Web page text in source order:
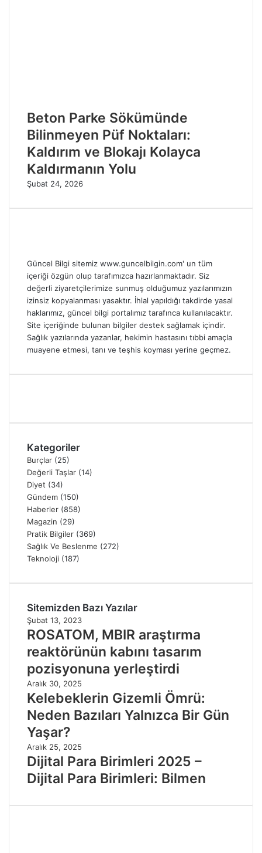
Beton Parke Sökümünde
Bilinmeyen Püf Noktaları:
Kaldırım ve Blokajı Kolayca
Kaldırmanın Yolu
Şubat 24, 2026
Güncel Bilgi sitemiz www.guncelbilgin.com' un tüm
içeriği özgün olup tarafımızca hazırlanmaktadır. Siz
değerli ziyaretçilerimize sunmuş olduğumuz yazılarımızın
izinsiz kopyalanması yasaktır. İhlal yapıldığı takdirde yasal
haklarımız, güncel bilgi portalımız tarafınca kullanılacaktır.
Site içeriğinde bulunan bilgiler destek sağlamak içindir.
Sağlık yazılarında yazanlar, hekimin hastasını tıbbi amaçla
muayene etmesi, tanı ve teşhis koyması yerine geçmez.
Kategoriler
Burçlar (25)
Değerli Taşlar (14)
Diyet (34)
Gündem (150)
Haberler (858)
Magazin (29)
Pratik Bilgiler (369)
Sağlık Ve Beslenme (272)
Teknoloji (187)
Sitemizden Bazı Yazılar
Şubat 13, 2023
ROSATOM, MBIR araştırma
reaktörünün kabını tasarım
pozisyonuna yerleştirdi
Aralık 30, 2025
Kelebeklerin Gizemli Ömrü:
Neden Bazıları Yalnızca Bir Gün
Yaşar?
Aralık 25, 2025
Dijital Para Birimleri 2025 –
Dijital Para Birimleri: Bilmen